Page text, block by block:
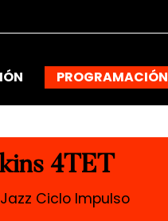
PROGRAMACIÓN
4TET
Ciclo Impulso